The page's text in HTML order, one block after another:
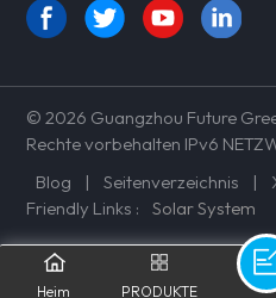
© 2026 Guangzhou Future
Rechte vorbehalten IPv6
Blog
| Seitenverzeichnis |
Friendly Links :
Solar System
Heim PRODUKTE